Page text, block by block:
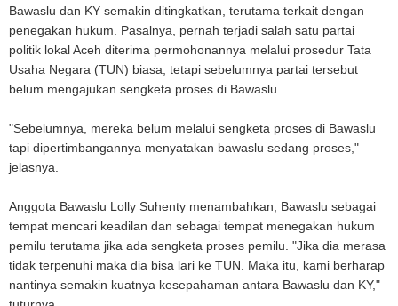
Bawaslu dan KY semakin ditingkatkan, terutama terkait dengan
penegakan hukum. Pasalnya, pernah terjadi salah satu partai
politik lokal Aceh diterima permohonannya melalui prosedur Tata
Usaha Negara (TUN) biasa, tetapi sebelumnya partai tersebut
belum mengajukan sengketa proses di Bawaslu.
"Sebelumnya, mereka belum melalui sengketa proses di Bawaslu
tapi dipertimbangannya menyatakan bawaslu sedang proses,"
jelasnya.
Anggota Bawaslu Lolly Suhenty menambahkan, Bawaslu sebagai
tempat mencari keadilan dan sebagai tempat menegakan hukum
pemilu terutama jika ada sengketa proses pemilu. "Jika dia merasa
tidak terpenuhi maka dia bisa lari ke TUN. Maka itu, kami berharap
nantinya semakin kuatnya kesepahaman antara Bawaslu dan KY,"